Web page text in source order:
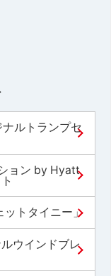
ルトランプセ
ョン by Hyatt
ットタイニー」
ウインドブレ